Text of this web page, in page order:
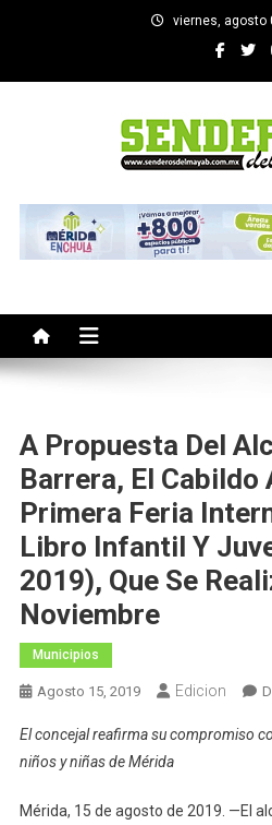
viernes, agosto
SENDEROS
A Propuesta Del
Barrera, El Cabildo
Primera Feria
Libro Infantil Y
2019), Que Se
Noviembre
Municipios
Agosto 15, 2019 Edicion
El concejal reafirma su compromiso
niños y niñas de Mérida
Mérida, 15 de agosto de 2019. —El